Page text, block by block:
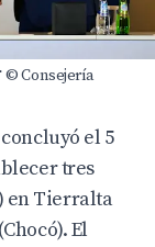
© Consejería
el 5
tres
en Tierralta
El